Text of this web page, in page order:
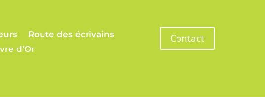
Route des écrivains
d’Or
Contact